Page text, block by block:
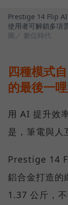
Prestige 14 Flip
使用者可解鎖多項
圖／ 數位時代
四種模式
的最後一
用 AI 提升效
是，筆電與人
Prestige 14
鋁合金打造的
1.37 公斤，